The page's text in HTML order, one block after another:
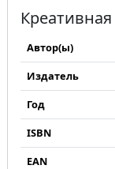
Автор(ы)
Издатель
Год
ISBN
EAN